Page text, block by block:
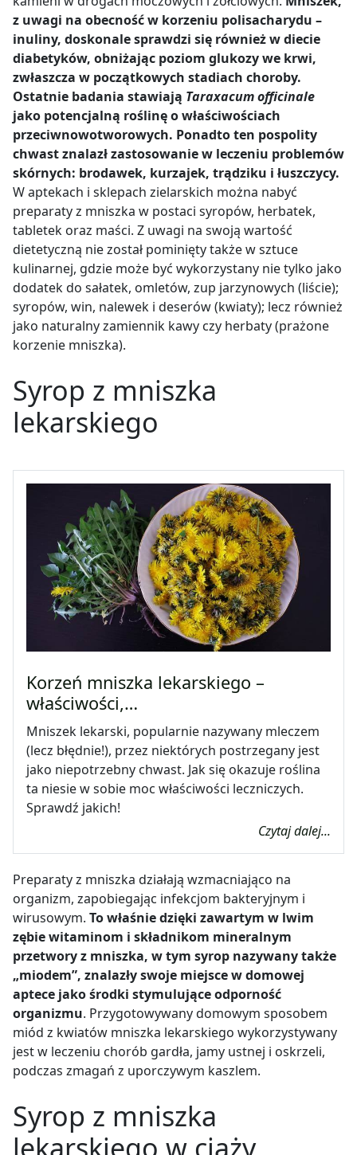
z uwagi na obecność w korzeniu polisacharydu –
inuliny, doskonale sprawdzi się również w diecie
diabetyków, obniżając poziom glukozy we krwi,
zwłaszcza w początkowych stadiach choroby.
Ostatnie badania stawiają Taraxacum officinale
jako potencjalną roślinę o właściwościach
przeciwnowotworowych. Ponadto ten pospolity
chwast znalazł zastosowanie w leczeniu problemów
skórnych: brodawek, kurzajek, trądziku i łuszczycy.
W aptekach i sklepach zielarskich można nabyć
preparaty z mniszka w postaci syropów, herbatek,
tabletek oraz maści. Z uwagi na swoją wartość
dietetyczną nie został pominięty także w sztuce
kulinarnej, gdzie może być wykorzystany nie tylko jako
dodatek do sałatek, omletów, zup jarzynowych (liście);
syropów, win, nalewek i deserów (kwiaty); lecz również
jako naturalny zamiennik kawy czy herbaty (prażone
korzenie mniszka).
Syrop z mniszka
lekarskiego
Korzeń mniszka lekarskiego –
właściwości,…
Mniszek lekarski, popularnie nazywany mleczem
(lecz błędnie!), przez niektórych postrzegany jest
jako niepotrzebny chwast. Jak się okazuje roślina
ta niesie w sobie moc właściwości leczniczych.
Sprawdź jakich!
Czytaj dalej...
Preparaty z mniszka działają wzmacniająco na
organizm, zapobiegając infekcjom bakteryjnym i
wirusowym. To właśnie dzięki zawartym w lwim
zębie witaminom i składnikom mineralnym
przetwory z mniszka, w tym syrop nazywany także
„miodem”, znalazły swoje miejsce w domowej
aptece jakośrodki stymulujące odporność
organizmu. Przygotowywany domowym sposobem
miód z kwiatów mniszka lekarskiego wykorzystywany
jest w leczeniu chorób gardła, jamy ustnej i oskrzeli,
podczas zmagań z uporczywym kaszlem.
Syrop z mniszka